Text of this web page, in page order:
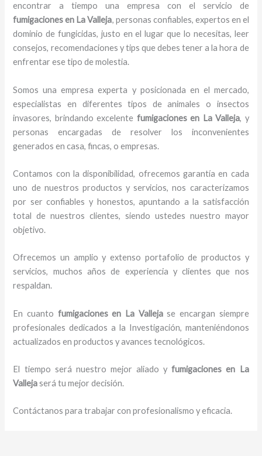
encontrar a tiempo una empresa con el servicio de
fumigacionesen La Valleja, personas confiables, expertos en el
dominio de fungicidas, justo en el lugar que lo necesitas, leer
consejos, recomendaciones y tips que debes tener a la hora de
enfrentar ese tipo de molestia.
Somos una empresa experta y posicionada en el mercado,
especialistas en diferentes tipos de animales o insectos
invasores, brindando excelente fumigacionesen La Valleja, y
personas encargadas de resolver los inconvenientes
generados en casa, fincas, o empresas.
Contamos con la disponibilidad, ofrecemos garantía en cada
uno de nuestros productos y servicios, nos caracterizamos
por ser confiables y honestos, apuntando a la satisfacción
total de nuestros clientes, siendo ustedes nuestro mayor
objetivo.
Ofrecemos un amplio y extenso portafolio de productos y
servicios, muchos años de experiencia y clientes que nos
respaldan.
En cuanto fumigacionesen La Vallejase encargan siempre
profesionales dedicados a la Investigación, manteniéndonos
actualizados en productos y avances tecnológicos.
El tiempo será nuestro mejor aliado yfumigacionesen La
Vallejaserá tu mejor decisión.
Contáctanos para trabajar con profesionalismo y eficacia.